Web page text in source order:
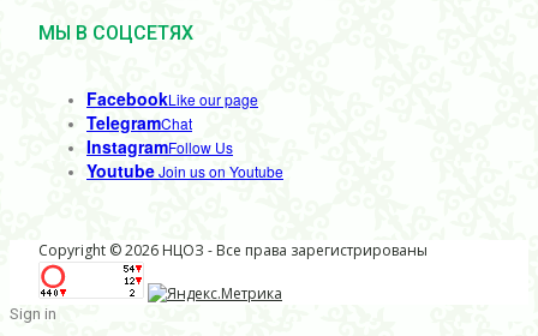
МЫ В СОЦСЕТЯХ
FacebookLike our page
TelegramChat
InstagramFollow Us
YoutubeJoin us on Youtube
Copyright © 2026 НЦОЗ - Все права зарегистрированы
Sign in